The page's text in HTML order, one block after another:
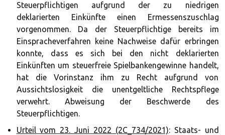
Steuerpflichtigen aufgrund der zu niedrigen
deklarierten Einkünfte einen Ermessenszuschlag
vorgenommen. Da der Steuerpflichtige bereits im
Einspracheverfahren keine Nachweise dafür erbringen
konnte, dass es sich bei den nicht deklarierten
Einkünften um steuerfreie Spielbankengewinne handelt,
hat die Vorinstanz ihm zu Recht aufgrund von
Aussichtslosigkeit die unentgeltliche Rechtspflege
verwehrt. Abweisung der Beschwerde des
Steuerpflichtigen.
Urteil vom 23. Juni 2022 (2C_734/2021): Staats- und